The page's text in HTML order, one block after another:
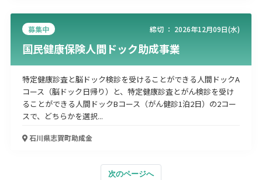
募集中 締切 ： 2026年12月09日(水)
国民健康保険人間ドック助成事業
特定健康診査と脳ドック検診を受けることができる人間ドックA
コース（脳ドック日帰り）と、特定健康診査とがん検診を受け
ることができる人間ドックBコース（がん健診1泊2日）の2コー
スで、どちらかを選択...
石川県志賀町助成金
次のページへ